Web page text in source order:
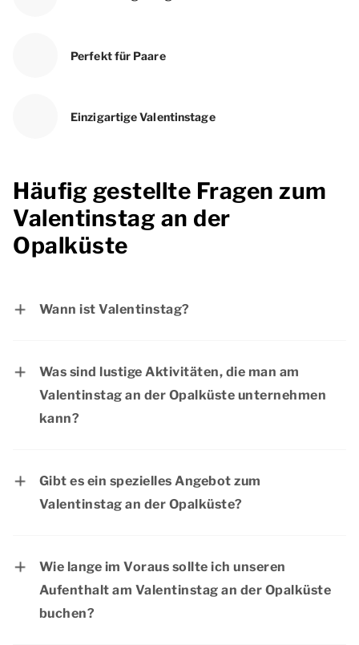
Perfekt für Paare
Einzigartige Valentinstage
Häufig gestellte Fragen zum
Valentinstag an der
Opalküste
Wann ist Valentinstag?
Was sind lustige Aktivitäten, die man am
Valentinstag an der Opalküste unternehmen
kann?
Sehenswürdigkeiten, kulinarische
Köstlichkeiten in stimmungsvollen Restaurants
oder die Erkundung ruhiger Wanderwege in der
Gibt es ein spezielles Angebot zum
Valentinstag an der Opalküste?
Wie lange im Voraus sollte ich unseren
Aufenthalt am Valentinstag an der Opalküste
buchen?